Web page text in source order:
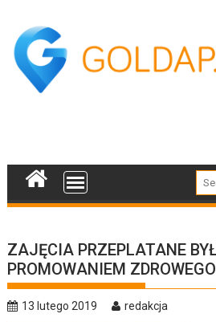
content
ZAJĘCIA PRZEPLATANE
PROMOWANIEM
13 lutego 2019 redakcja